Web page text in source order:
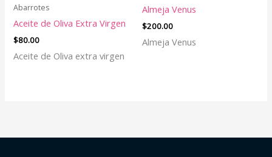
Abarrotes
Aceite de Oliva Extra Virgen
$80.00
Aceite de Oliva extra virgen
Almeja Venus
$200.00
Almeja Venus